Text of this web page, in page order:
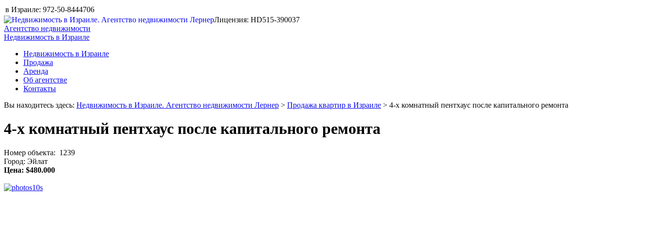
в Израиле: 972-50-8444706
Лицензия: HD515-390037
Агентство недвижимости
Недвижимость в Израиле
Недвижимость в Израиле
Продажа
Аренда
Об агентстве
Контакты
Вы находитесь здесь: Недвижимость в Израиле. Агентство недвижимости Лернер > Продажа квартир в Израиле > 4-х комнатный пентхаус после капитального ремонта
4-х комнатный пентхаус после капитального ремонта
Номер объекта: 1239
Город: Эйлат
Цена: $480.000